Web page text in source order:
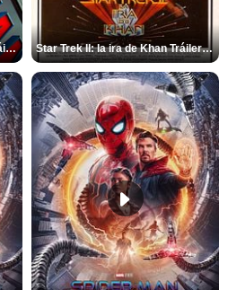
Spider-Man: Brand New Day Tráiler (3) Star Trek II: la ira de Khan Tráiler VO